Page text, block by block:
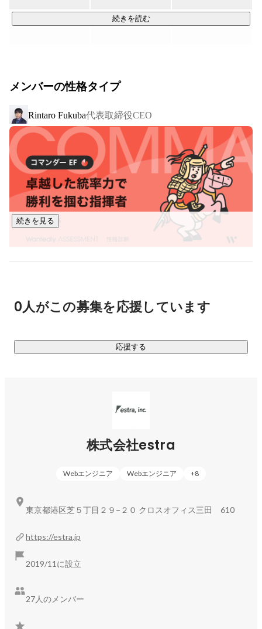
エンジニアを志す人は多い一方で、未経験者を採用し開発を
発事業だけやれば良いではなく、教育と開発どちらも行い、
■ 事業内容
￣￣￣￣￣￣
・プログラミングスクール事業：COACHTECH
1,000時間の学習カリキュラムを提供し、実務で活躍できる人
材を育成するスクールです。
Webアプリケーション開発の案件を保証する選抜コミュニテ
ィを運営し、市場価値が高い人材の輩出に努めています。
・システム開発事業
Vue.js等、様々に対応しています。
Web開発案件にフリーランスエンジニアをご紹介するエージ
ェントサービスです。自社で育成した人材を中心にサービス
続きを読む
メンバーの性格タイプ
Rintaro Fukuba代表取締役CEO
続きを見る
0人がこの募集を応援しています
応援する
株式会社estra
Webエンジニア Webエンジニア +8
https://estra.jp
2019/11に設立
27人のメンバー
東京都港区芝５丁目２９−２０ クロスオフィス三田 610